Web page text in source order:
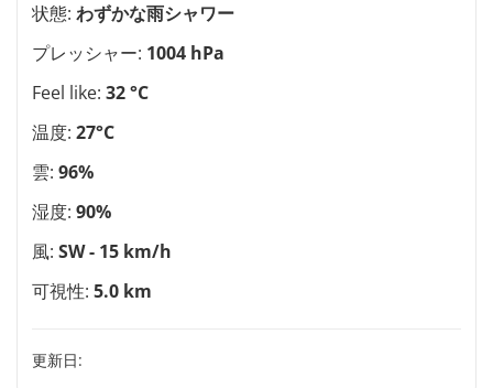
状態: わずかな雨シャワー
プレッシャー: 1004 hPa
Feel like: 32 °C
温度: 27°C
雲: 96%
湿度: 90%
風: SW - 15 km/h
可視性: 5.0 km
更新日: